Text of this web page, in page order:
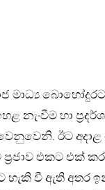
මාධ්‍ය
නැංවීම හා
ඊට
ප්‍රජාව එකට එක්
හැකි වී ඇති අතර